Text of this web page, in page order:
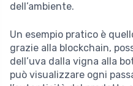
dell’ambiente.
Un esempio pratico è
grazie alla blockchain,
dell’uva dalla vigna alla
può visualizzare ogni